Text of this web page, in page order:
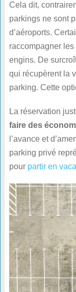
Cela dit,
parkings ne sont
d’aéroports.
raccompagner
engins. De
qui récupèrent la
parking. Cette
La réservation
faire des
l’avance et
parking privé
pour partir en